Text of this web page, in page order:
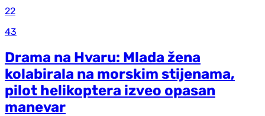
22
43
Drama na Hvaru: Mlada žena
kolabirala na morskim stijenama,
pilot helikoptera izveo opasan
manevar